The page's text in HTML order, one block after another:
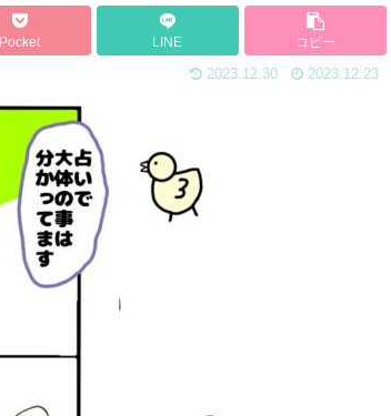
Pocket LINE コピー
2023.12.30 2023.12.23